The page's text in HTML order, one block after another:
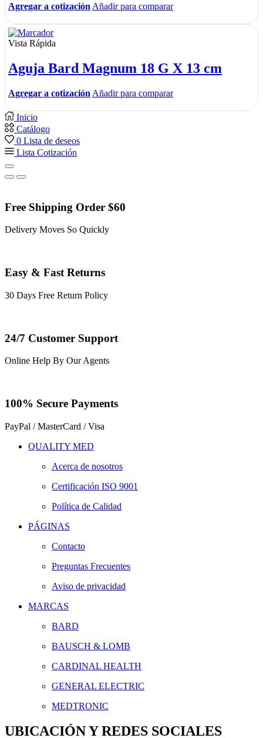
Agregar a cotización Añadir para comparar
Vista Rápida
Aguja Bard Magnum 18 G X 13 cm
Agregar a cotización Añadir para comparar
Inicio
Catálogo
0 Lista de deseos
Lista Cotización
Free Shipping Order $60
Delivery Moves So Quickly
Easy & Fast Returns
30 Days Free Return Policy
24/7 Customer Support
Online Help By Our Agents
100% Secure Payments
PayPal / MasterCard / Visa
QUALITY MED
Acerca de nosotros
Certificación ISO 9001
Política de Calidad
PÁGINAS
Contacto
Preguntas Frecuentes
Aviso de privacidad
MARCAS
BARD
BAUSCH & LOMB
CARDINAL HEALTH
GENERAL ELECTRIC
MEDTRONIC
UBICACIÓN Y REDES SOCIALES